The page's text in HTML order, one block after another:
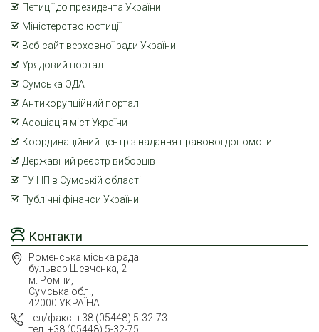
Контакти
Роменська міська рада
бульвар Шевченка, 2
м. Ромни,
Сумська обл.,
42000 УКРАЇНА
тел/факс: +38 (05448) 5-32-73
тел, +38 (05448) 5-32-75
Петиції до президента України
Міністерство юстиції
Веб-сайт верховної ради України
Урядовий портал
Сумська ОДА
Антикорупційний портал
Асоціація міст України
Координаційний центр з надання правової допомоги
Державний реєстр виборців
ГУ НП в Сумській області
Публічні фінанси України